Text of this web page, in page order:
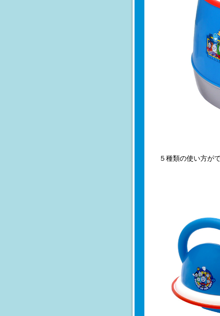
５種類の使い方が